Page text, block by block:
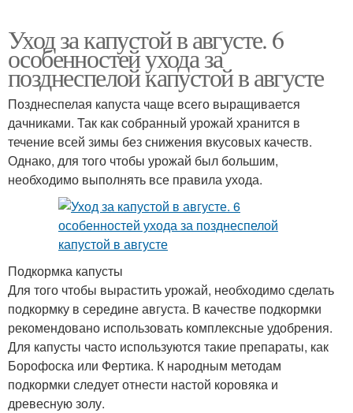
Уход за капустой в августе. 6
особенностей ухода за
позднеспелой капустой в августе
Позднеспелая капуста чаще всего выращивается
дачниками. Так как собранный урожай хранится в
течение всей зимы без снижения вкусовых качеств.
Однако, для того чтобы урожай был большим,
необходимо выполнять все правила ухода.
Подкормка капусты
Для того чтобы вырастить урожай, необходимо сделать
подкормку в середине августа. В качестве подкормки
рекомендовано использовать комплексные удобрения.
Для капусты часто используются такие препараты, как
Борофоска или Фертика. К народным методам
подкормки следует отнести настой коровяка и
древесную золу.